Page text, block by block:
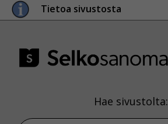
Tietoa sivustosta
Hae sivustolta: